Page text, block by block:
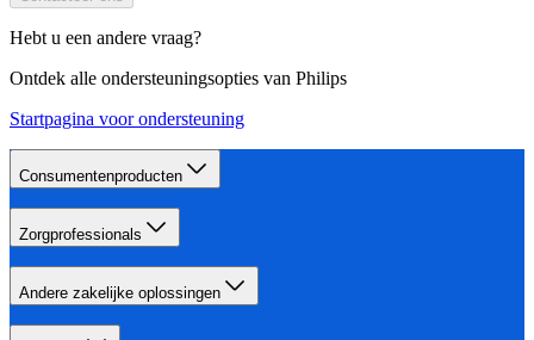
Hebt u een andere vraag?
Ontdek alle ondersteuningsopties van Philips
Startpagina voor ondersteuning
Consumentenproducten
Zorgprofessionals
Andere zakelijke oplossingen